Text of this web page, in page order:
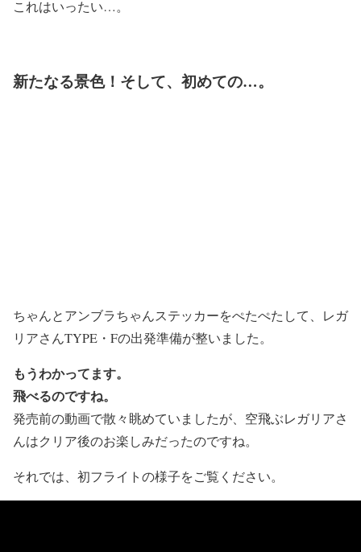
これはいったい…。
新たなる景色！そして、初めての…。
ちゃんとアンブラちゃんステッカーをぺたぺたして、レガ
リアさんTYPE・Fの出発準備が整いました。
もうわかってます。
飛べるのですね。
発売前の動画で散々眺めていましたが、空飛ぶレガリアさ
んはクリア後のお楽しみだったのですね。
それでは、初フライトの様子をご覧ください。